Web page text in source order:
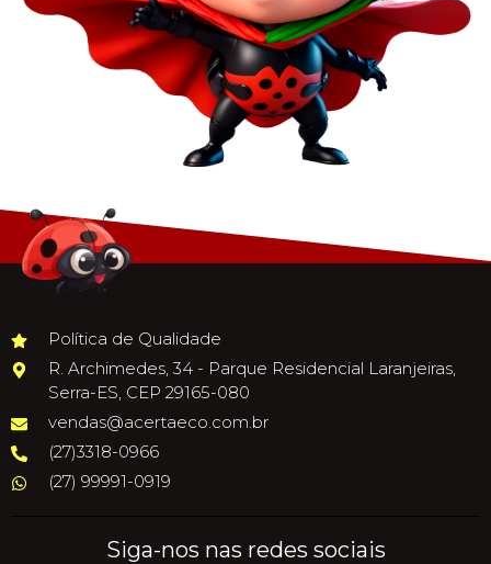
Política de Qualidade
R. Archimedes, 34 - Parque Residencial Laranjeiras,
Serra-ES, CEP 29165-080
vendas@acertaeco.com.br
(27)3318-0966
(27) 99991-0919
Siga-nos nas redes sociais